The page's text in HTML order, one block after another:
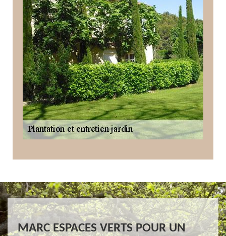
MARC ESPACES VERTS POUR UN